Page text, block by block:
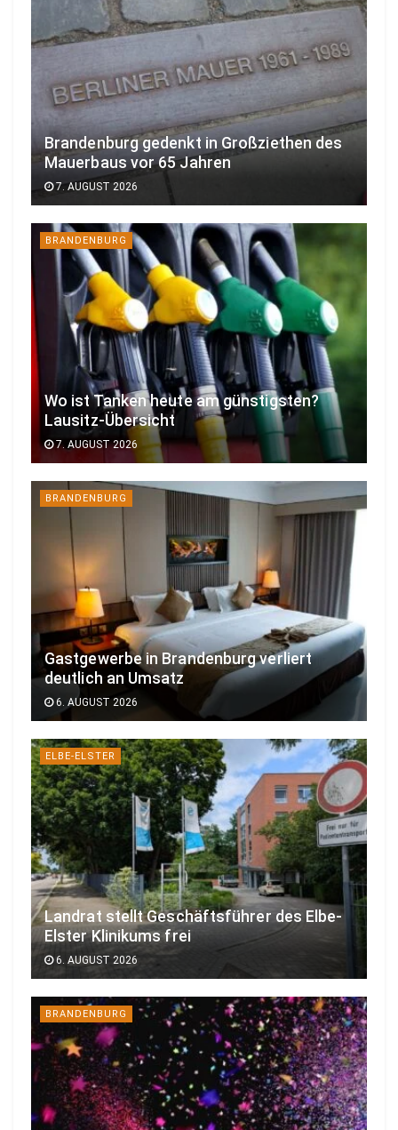
Brandenburg gedenkt in Großziethen des
Mauerbaus vor 65 Jahren
7. AUGUST 2026
BRANDENBURG
Wo ist Tanken heute am günstigsten?
Lausitz-Übersicht
7. AUGUST 2026
BRANDENBURG
Gastgewerbe in Brandenburg verliert
deutlich an Umsatz
6. AUGUST 2026
ELBE-ELSTER
Landrat stellt Geschäftsführer des Elbe-
Elster Klinikums frei
6. AUGUST 2026
BRANDENBURG